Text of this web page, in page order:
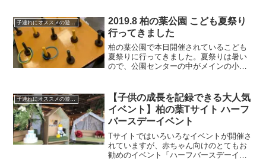
で、ご紹介します。
子連れにオススメの遊び場
2019.8 柏の葉公園 こども夏祭り
行ってきました
柏の葉公園で本日開催されているこども
夏祭りに行ってきました。夏祭りは暑い
ので、公園センターの中がメインの小規
子連れにオススメの遊び場
【子供の成長を記録できる大人気
イベント】柏の葉Tサイト ハーフ
バースデーイベント
Tサイトではいろいろなイベントが開催さ
れていますが、赤ちゃん向けのとてもお
勧めのイベント「ハーフバースデーイベ